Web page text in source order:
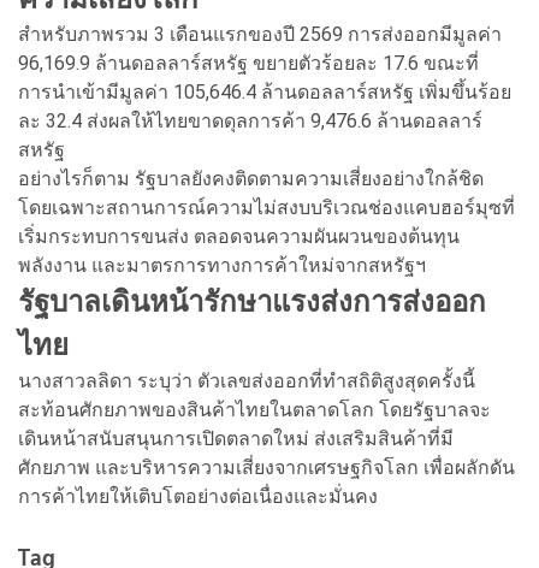
สำหรับภาพรวม 3 เดือนแรกของปี 2569 การส่งออกมีมูลค่า
96,169.9 ล้านดอลลาร์สหรัฐ ขยายตัวร้อยละ 17.6 ขณะที่
การนำเข้ามีมูลค่า 105,646.4 ล้านดอลลาร์สหรัฐ เพิ่มขึ้นร้อย
ละ 32.4 ส่งผลให้ไทยขาดดุลการค้า 9,476.6 ล้านดอลลาร์
สหรัฐ
อย่างไรก็ตาม รัฐบาลยังคงติดตามความเสี่ยงอย่างใกล้ชิด
โดยเฉพาะสถานการณ์ความไม่สงบบริเวณช่องแคบฮอร์มุซที่
เริ่มกระทบการขนส่ง ตลอดจนความผันผวนของต้นทุน
พลังงาน และมาตรการทางการค้าใหม่จากสหรัฐฯ
รัฐบาลเดินหน้ารักษาแรงส่งการส่งออก
ไทย
นางสาวลลิดา ระบุว่า ตัวเลขส่งออกที่ทำสถิติสูงสุดครั้งนี้
สะท้อนศักยภาพของสินค้าไทยในตลาดโลก โดยรัฐบาลจะ
เดินหน้าสนับสนุนการเปิดตลาดใหม่ ส่งเสริมสินค้าที่มี
ศักยภาพ และบริหารความเสี่ยงจากเศรษฐกิจโลก เพื่อผลักดัน
การค้าไทยให้เติบโตอย่างต่อเนื่องและมั่นคง
Tag